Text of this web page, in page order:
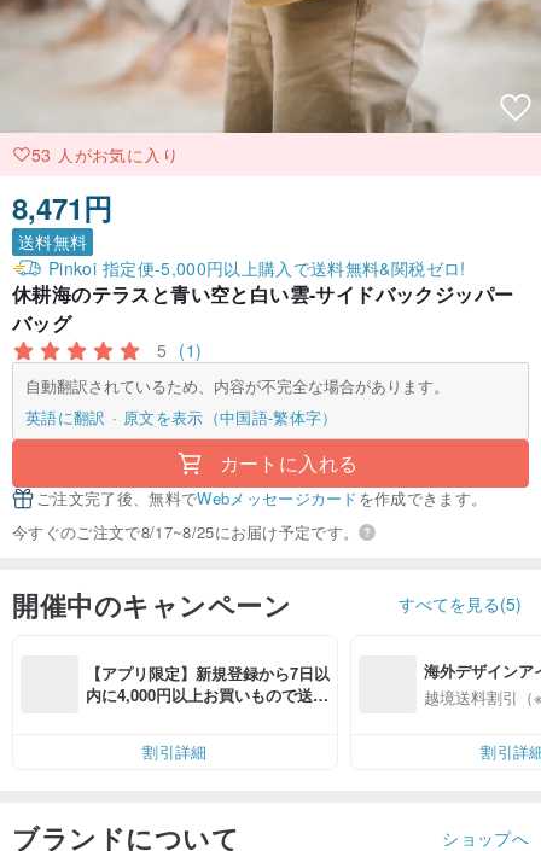
53 人がお気に入り
8,471円
送料無料
Pinkoi 指定便-5,000円以上購入で送料無料&関税ゼロ!
休耕海のテラスと青い空と白い雲-サイドバックジッパー
バッグ
5 (1)
自動翻訳されているため、内容が不完全な場合があります。
英語に翻訳
原文を表示（中国語-繁体字）
カートに入れる
ご注文完了後、無料でWebメッセージカードを作成できます。
今すぐのご注文で8/17~8/25にお届け予定です。
開催中のキャンペーン すべてを見る(5)
【アプリ限定】新規登録から7日以
内に4,000円以上お買いもので送料
割引詳細
海外デザインア
入
越境送料割引（
割引詳
ブランドについて ショップへ